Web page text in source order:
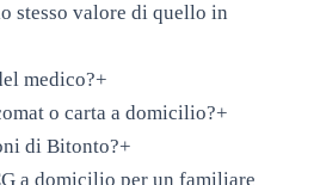
stesso valore di quello in
medico?+
o carta a domicilio?+
di Bitonto?+
a domicilio per un familiare